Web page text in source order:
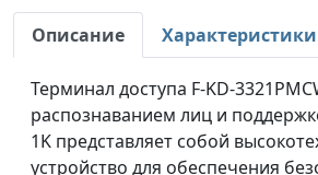
Описание Характеристики
Терминал доступа F-KD-
распознаванием лиц и
1K представляет собой
устройство для обеспечения